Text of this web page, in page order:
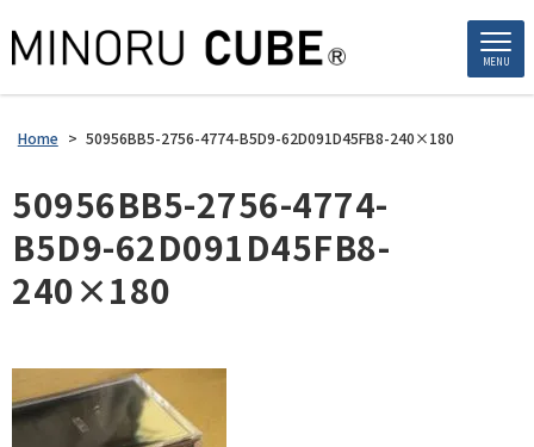
MENU
Home > 50956BB5-2756-4774-B5D9-62D091D45FB8-240×180
50956BB5-2756-4774-
B5D9-62D091D45FB8-
240×180